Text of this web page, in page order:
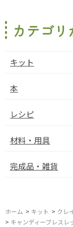
カテゴ
キット
本
レシピ
材料・用具
完成品・雑貨
ホーム > キット > クレ
> キャンディーブレスレ